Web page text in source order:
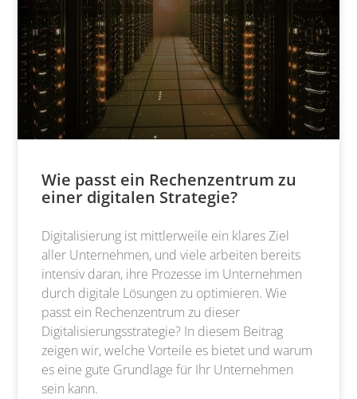
Wie passt ein Rechenzentrum zu
einer digitalen Strategie?
Digitalisierung ist mittlerweile ein klares Ziel
aller Unternehmen, und viele arbeiten bereits
intensiv daran, ihre Prozesse im Unternehmen
durch digitale Lösungen zu optimieren. Wie
passt ein Rechenzentrum zu dieser
Digitalisierungsstrategie? In diesem Beitrag
zeigen wir, welche Vorteile es bietet und warum
es eine gute Grundlage für Ihr Unternehmen
sein kann.